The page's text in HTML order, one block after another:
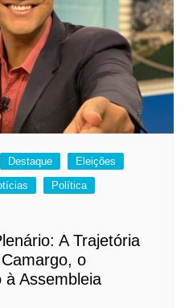
Destaque
Eleições
Política
A Trajetória
o
à Assembleia